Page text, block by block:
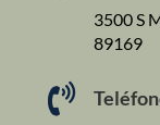
3500 S
89169